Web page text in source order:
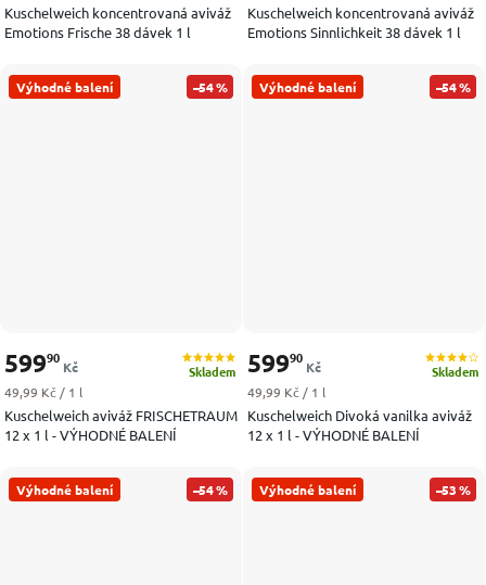
Kuschelweich koncentrovaná aviváž
Emotions Frische 38 dávek 1 l
Kuschelweich koncentrovaná aviváž
Emotions Sinnlichkeit 38 dávek 1 l
Výhodné balení –54 %
Kuschelweich aviváž FRISCHETRAUM
12 x 1 l - VÝHODNÉ BALENÍ
Skladem
59990
Kč
Měrná cena:
49,99 Kč / 1 l
Výhodné balení –54 %
Kuschelweich Divoká vanilka aviváž
12 x 1 l - VÝHODNÉ BALENÍ
Skladem
59990
Kč
Měrná cena:
49,99 Kč / 1 l
Výhodné balení –54 % Výhodné balení –53 %